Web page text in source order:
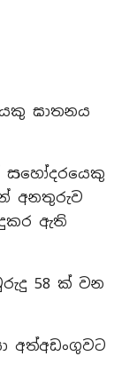
ඝාතනය
සහෝදරයෙකු
අනතුරුව
ඇති
58 ක් වන
අත්අඩංගුවට